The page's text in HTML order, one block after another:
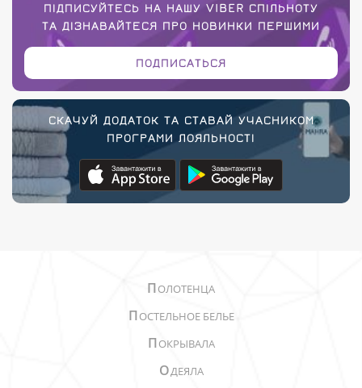
ПІДПИСУЙТЕСЬ НА НАШУ VIBER СПІЛЬНОТУ
ТА ДІЗНАВАЙТЕСЯ ПРО НОВИНКИ ПЕРШИМИ
ПОДПИСАТЬСЯ
СКАЧУЙ ДОДАТОК ТА СТАВАЙ УЧАСНИКОМ
ПРОГРАМИ ЛОЯЛЬНОСТІ
ПОЛОТЕНЦА
ПОСТЕЛЬНОЕ БЕЛЬЕ
ПОКРЫВАЛА
ОДЕЯЛА